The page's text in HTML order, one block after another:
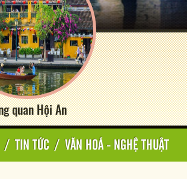
quan Hội An
/ TIN TỨC / VĂN HOÁ - NGHỆ THUẬT